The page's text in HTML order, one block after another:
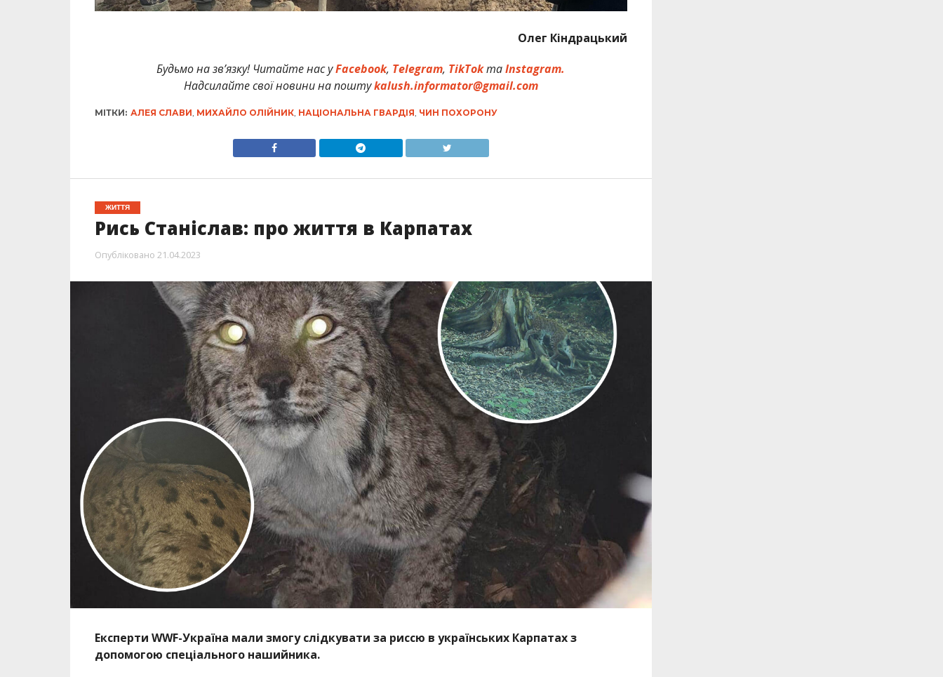
Олег Кіндрацький
Будьмо на зв’язку! Читайте нас уFacebook, Telegram, TikTokтаInstagram.
Надсилайте свої новини на поштуkalush.informator@gmail.com
МІТКИ: АЛЕЯ СЛАВИ МИХАЙЛО ОЛІЙНИК, НАЦІОНАЛЬНА ГВАРДІЯ ЧИН ПОХОРОНУ
ЖИТТЯ
Рись Станіслав: про життя в Карпатах
Опубліковано 21.04.2023
Експерти WWF-Україна мали змогу слідкувати за риссю в українських Карпатах з
допомогою спеціального нашийника.